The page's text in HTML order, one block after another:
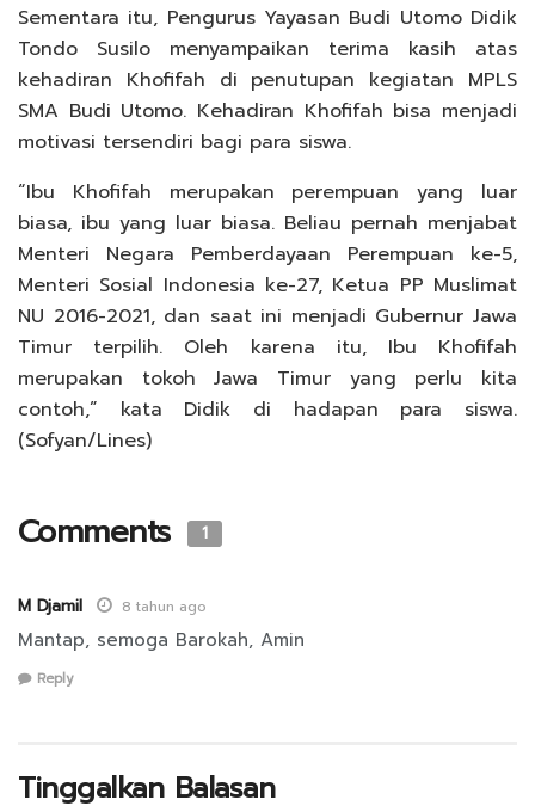
Sementara itu, Pengurus Yayasan Budi Utomo Didik
Tondo Susilo menyampaikan terima kasih atas
kehadiran Khofifah di penutupan kegiatan MPLS
SMA Budi Utomo. Kehadiran Khofifah bisa menjadi
motivasi tersendiri bagi para siswa.
“Ibu Khofifah merupakan perempuan yang luar
biasa, ibu yang luar biasa. Beliau pernah menjabat
Menteri Negara Pemberdayaan Perempuan ke-5,
Menteri Sosial Indonesia ke-27, Ketua PP Muslimat
NU 2016-2021, dan saat ini menjadi Gubernur Jawa
Timur terpilih. Oleh karena itu, Ibu Khofifah
merupakan tokoh Jawa Timur yang perlu kita
contoh,” kata Didik di hadapan para siswa.
(Sofyan/Lines)
Comments 1
M Djamil 8 tahun ago
Mantap, semoga Barokah, Amin
Reply
Tinggalkan Balasan